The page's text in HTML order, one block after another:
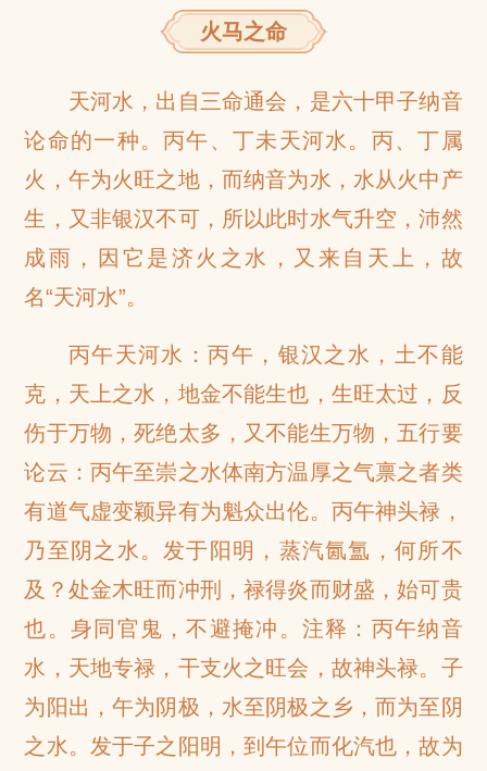
火马之命
天河水，出自三命通会，是六十甲子纳音
论命的一种。丙午、丁未天河水。丙、丁属
火，午为火旺之地，而纳音为水，水从火中产
生，又非银汉不可，所以此时水气升空，沛然
成雨，因它是济火之水，又来自天上，故
名“天河水”。
丙午天河水：丙午，银汉之水，土不能
克，天上之水，地金不能生也，生旺太过，反
伤于万物，死绝太多，又不能生万物，五行要
论云：丙午至崇之水体南方温厚之气禀之者类
有道气虚变颖异有为魁众出伦。丙午神头禄，
乃至阴之水。发于阳明，蒸汽氤氲，何所不
及？处金木旺而冲刑，禄得炎而财盛，始可贵
也。身同官鬼，不避掩冲。注释：丙午纳音
水，天地专禄，干支火之旺会，故神头禄。子
为阳出，午为阴极，水至阴极之乡，而为至阴
之水。发于子之阳明，到午位而化汽也，故为